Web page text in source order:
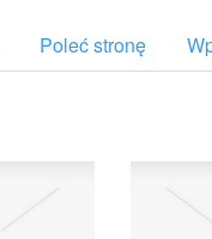
Poleć stronę